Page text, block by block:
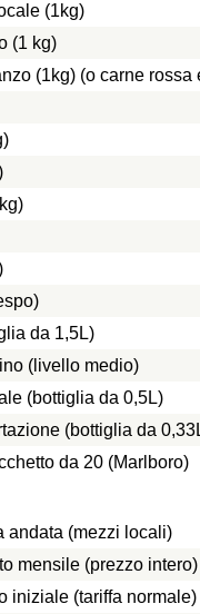
(1kg)
(1 kg)
(1kg) (o carne rossa
da 1,5L)
(livello medio)
(bottiglia da 0,5L)
(bottiglia da
da 20 (Marlboro)
andata (mezzi locali)
mensile (prezzo intero)
iniziale (tariffa normale)